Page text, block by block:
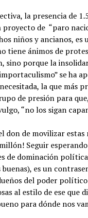
la presencia de
proyecto de “paro
niños y ancianos, es
tiene ánimos de
sino porque la
se ha
la que más
de presión para
“no los sigan
don de movilizar estas
Seguir
de dominación
es un
del poder
al estilo de ese que
para dónde nos